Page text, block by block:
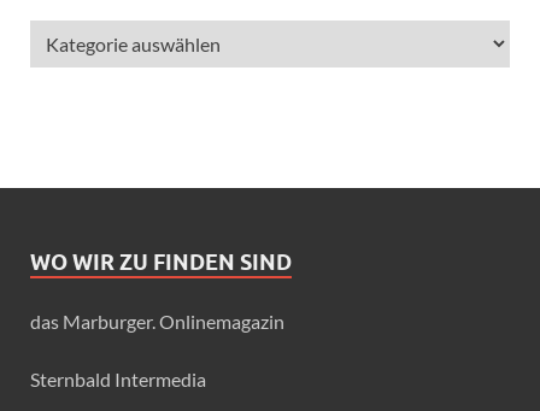
WO WIR ZU FINDEN SIND
das Marburger. Onlinemagazin
Sternbald Intermedia